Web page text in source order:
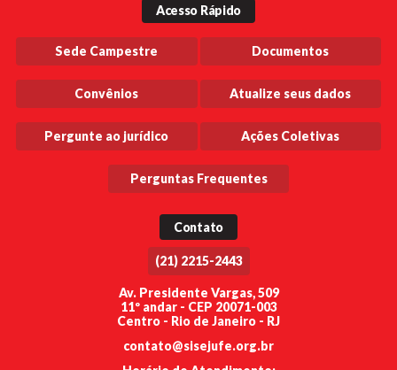
Acesso Rápido
Sede Campestre Documentos
Convênios Atualize seus dados
Pergunte ao jurídico Ações Coletivas
Perguntas Frequentes
Contato
(21) 2215-2443
Av. Presidente Vargas, 509
11º andar - CEP 20071-003
Centro - Rio de Janeiro - RJ
contato@sisejufe.org.br